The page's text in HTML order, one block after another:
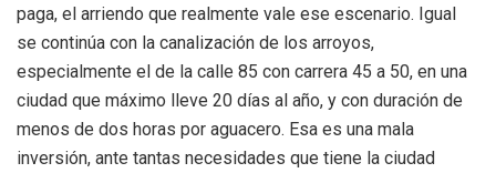
paga, el arriendo que realmente vale ese escenario. Igual
se continúa con la canalización de los arroyos,
especialmente el de la calle 85 con carrera 45 a 50, en una
ciudad que máximo lleve 20 días al año, y con duración de
menos de dos horas por aguacero. Esa es una mala
inversión, ante tantas necesidades que tiene la ciudad